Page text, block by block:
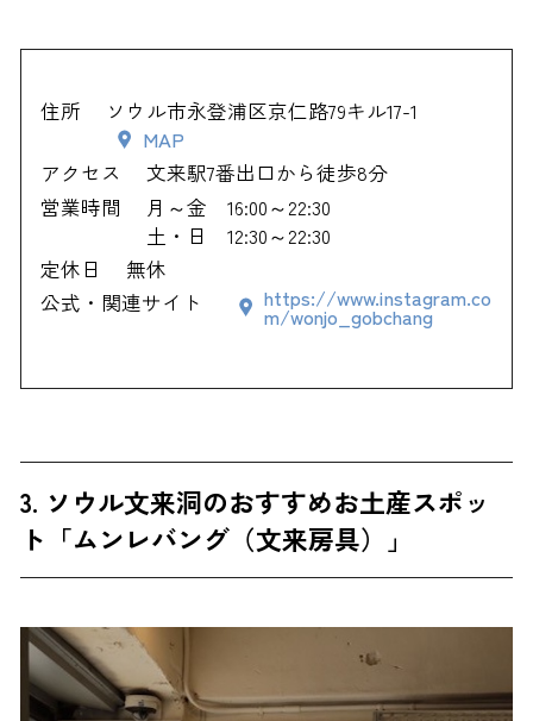
住所
ソウル市永登浦区京仁路79キル17-1
MAP
アクセス
文来駅7番出口から徒歩8分
営業時間
月～金 16:00～22:30
土・日 12:30～22:30
定休日
無休
公式・関連サイト
https://www.instagram.co
m/wonjo_gobchang
3. ソウル文来洞のおすすめお土産スポッ
ト「ムンレバング（文来房具）」